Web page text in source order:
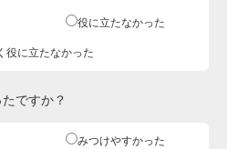
役に立たなかった
役に立たなかった
ですか？
みつけやすかった